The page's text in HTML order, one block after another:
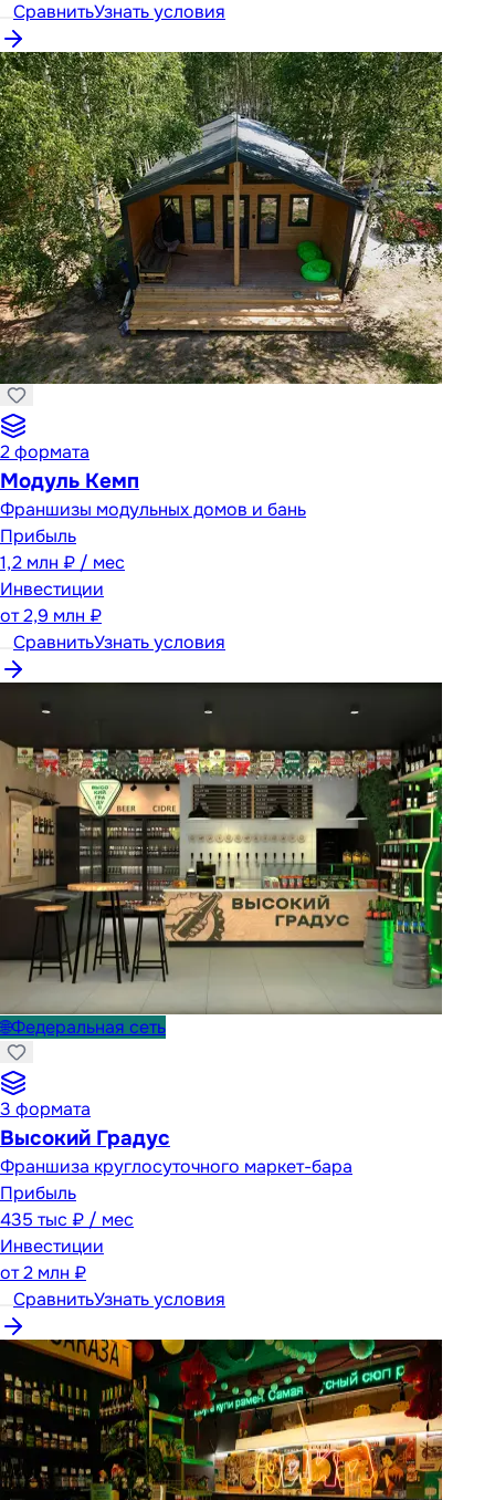
СравнитьУзнать условия
2формата
Модуль Кемп
Франшизы модульных домов и бань
Прибыль
1,2 млн ₽ / мес
Инвестиции
от2,9 млн ₽
СравнитьУзнать условия
🌐Федеральная сеть
3 формата
Высокий Градус
Франшиза круглосуточного маркет-бара
Прибыль
435 тыс ₽ / мес
Инвестиции
от2 млн ₽
СравнитьУзнать условия